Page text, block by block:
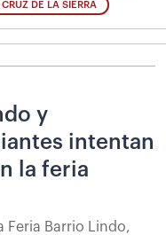
CRUZ DE LA SIERRA
y
intentan
la feria
Feria Barrio Lindo,